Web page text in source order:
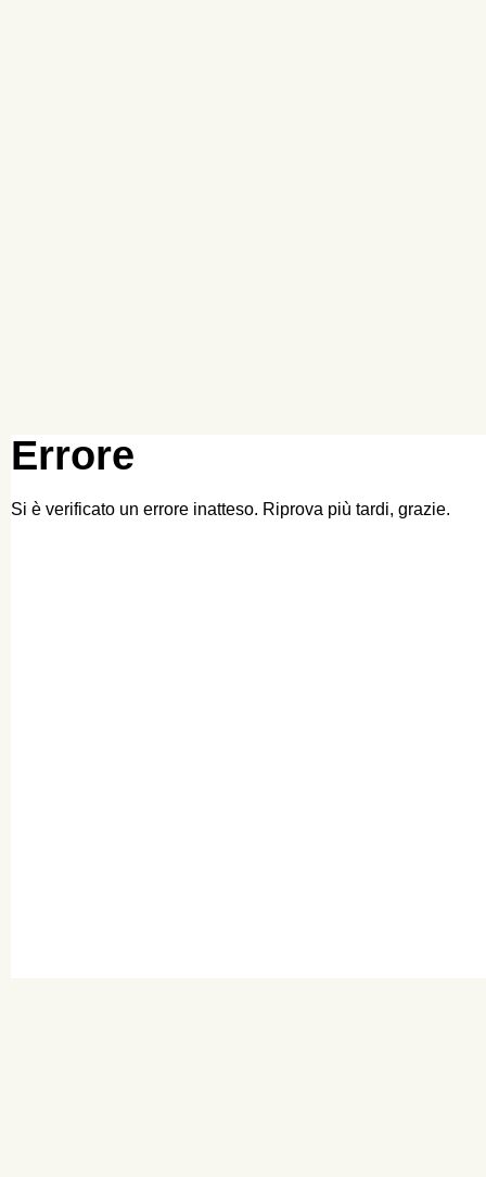
Errore
Si è verificato un errore inatteso. Riprova più tardi, grazie.